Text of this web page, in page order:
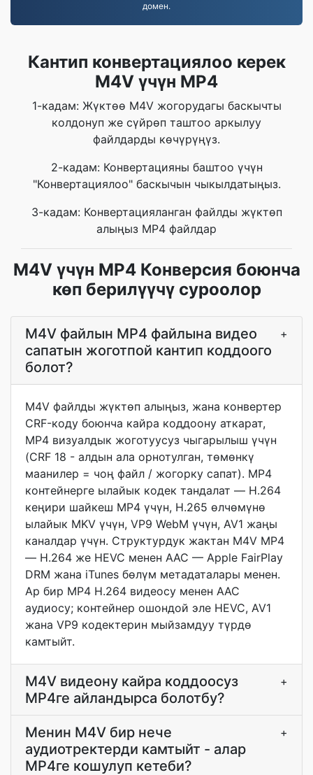
домен.
Кантип конвертациялоо керек
M4V үчүн MP4
1-кадам: Жүктөө M4V жогорудагы баскычты
колдонуп же сүйрөп таштоо аркылуу
файлдарды көчүрүңүз.
2-кадам: Конвертацияны баштоо үчүн
"Конвертациялоо" баскычын чыкылдатыңыз.
3-кадам: Конвертацияланган файлды жүктөп
алыңыз MP4 файлдар
M4V үчүн MP4 Конверсия боюнча
көп берилүүчү суроолор
M4V файлын MP4 файлына видео
сапатын жоготпой кантип коддоого
болот?
+
M4V файлды жүктөп алыңыз, жана конвертер
CRF-коду боюнча кайра коддоону аткарат,
MP4 визуалдык жоготуусуз чыгарылыш үчүн
(CRF 18 - алдын ала орнотулган, төмөнкү
маанилер = чоң файл / жогорку сапат). MP4
контейнерге ылайык кодек тандалат — H.264
кеңири шайкеш MP4 үчүн, H.265 өлчөмүнө
ылайык MKV үчүн, VP9 WebM үчүн, AV1 жаңы
каналдар үчүн. Структурдук жактан M4V MP4
— H.264 же HEVC менен AAC — Apple FairPlay
DRM жана iTunes бөлүм метадаталары менен.
Ар бир MP4 H.264 видеосу менен AAC
аудиосу; контейнер ошондой эле HEVC, AV1
жана VP9 кодектерин мыйзамдуу түрдө
камтыйт.
M4V видеону кайра коддоосуз
MP4ге айландырса болотбу?
+
Менин M4V бир нече
аудиотректерди камтыйт - алар
MP4ге кошулуп кетеби?
+